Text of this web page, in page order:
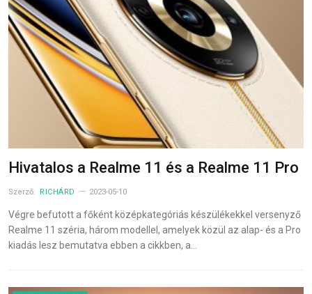
Hivatalos a Realme 11 és a Realme 11 Pro
Szerző: RICHÁRD 2023-05-10
Végre befutott a főként középkategóriás készülékekkel versenyző
Realme 11 széria, három modellel, amelyek közül az alap- és a Pro
kiadás lesz bemutatva ebben a cikkben, a…